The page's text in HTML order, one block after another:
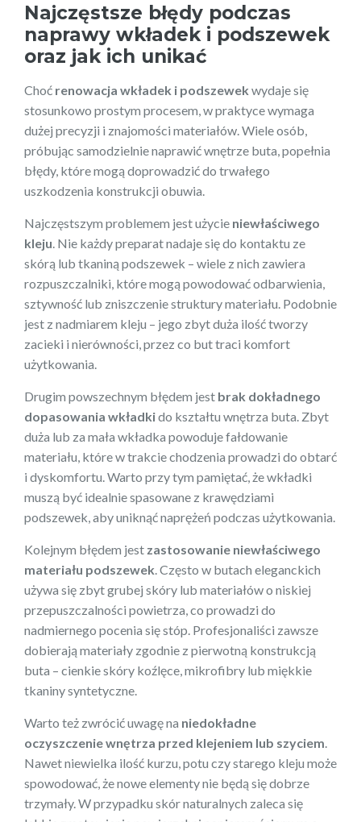
Najczęstsze błędy podczas
naprawy wkładek i podszewek
oraz jak ich unikać
Choć renowacja wkładek i podszewek wydaje się
stosunkowo prostym procesem, w praktyce wymaga
dużej precyzji i znajomości materiałów. Wiele osób,
próbując samodzielnie naprawić wnętrze buta, popełnia
błędy, które mogą doprowadzić do trwałego
uszkodzenia konstrukcji obuwia.
Najczęstszym problemem jest użycie niewłaściwego
kleju . Nie każdy preparat nadaje się do kontaktu ze
skórą lub tkaniną podszewek – wiele z nich zawiera
rozpuszczalniki, które mogą powodować odbarwienia,
sztywność lub zniszczenie struktury materiału. Podobnie
jest z nadmiarem kleju – jego zbyt duża ilość tworzy
zacieki i nierówności, przez co but traci komfort
użytkowania.
Drugim powszechnym błędem jest brak dokładnego
dopasowania wkładkido kształtu wnętrza buta. Zbyt
duża lub za mała wkładka powoduje fałdowanie
materiału, które w trakcie chodzenia prowadzi do obtarć
i dyskomfortu. Warto przy tym pamiętać, że wkładki
muszą być idealnie spasowane z krawędziami
podszewek, aby uniknąć naprężeń podczas użytkowania.
Kolejnym błędem jest zastosowanie niewłaściwego
materiału podszewek . Często w butach eleganckich
używa się zbyt grubej skóry lub materiałów o niskiej
przepuszczalności powietrza, co prowadzi do
nadmiernego pocenia się stóp. Profesjonaliści zawsze
dobierają materiały zgodnie z pierwotną konstrukcją
buta – cienkie skóry koźlęce, mikrofibry lub miękkie
tkaniny syntetyczne.
Warto też zwrócić uwagę na niedokładne
oczyszczenie wnętrza przed klejeniem lub szyciem
Nawet niewielka ilość kurzu, potu czy starego kleju może
spowodować, że nowe elementy nie będą się dobrze
trzymały. W przypadku skór naturalnych zaleca się